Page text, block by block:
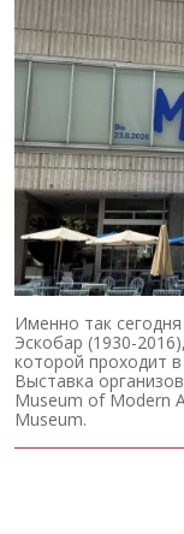
Именно так
Эскобар (1930-
которой проходит
Выставка
Museum of Modern
Museum.